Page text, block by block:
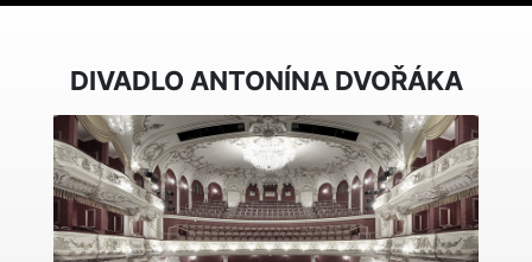
DIVADLO ANTONÍNA DVOŘÁKA